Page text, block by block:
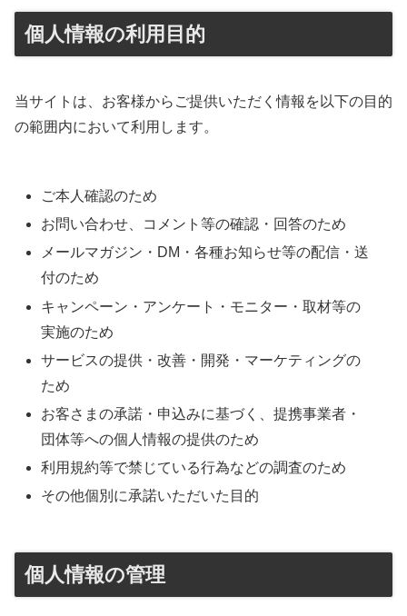
個人情報の利用目的
当サイトは、お客様からご提供いただく情報を以下の目的
の範囲内において利用します。
ご本人確認のため
お問い合わせ、コメント等の確認・回答のため
メールマガジン・DM・各種お知らせ等の配信・送
付のため
キャンペーン・アンケート・モニター・取材等の
実施のため
サービスの提供・改善・開発・マーケティングの
ため
お客さまの承諾・申込みに基づく、提携事業者・
団体等への個人情報の提供のため
利用規約等で禁じている行為などの調査のため
その他個別に承諾いただいた目的
個人情報の管理